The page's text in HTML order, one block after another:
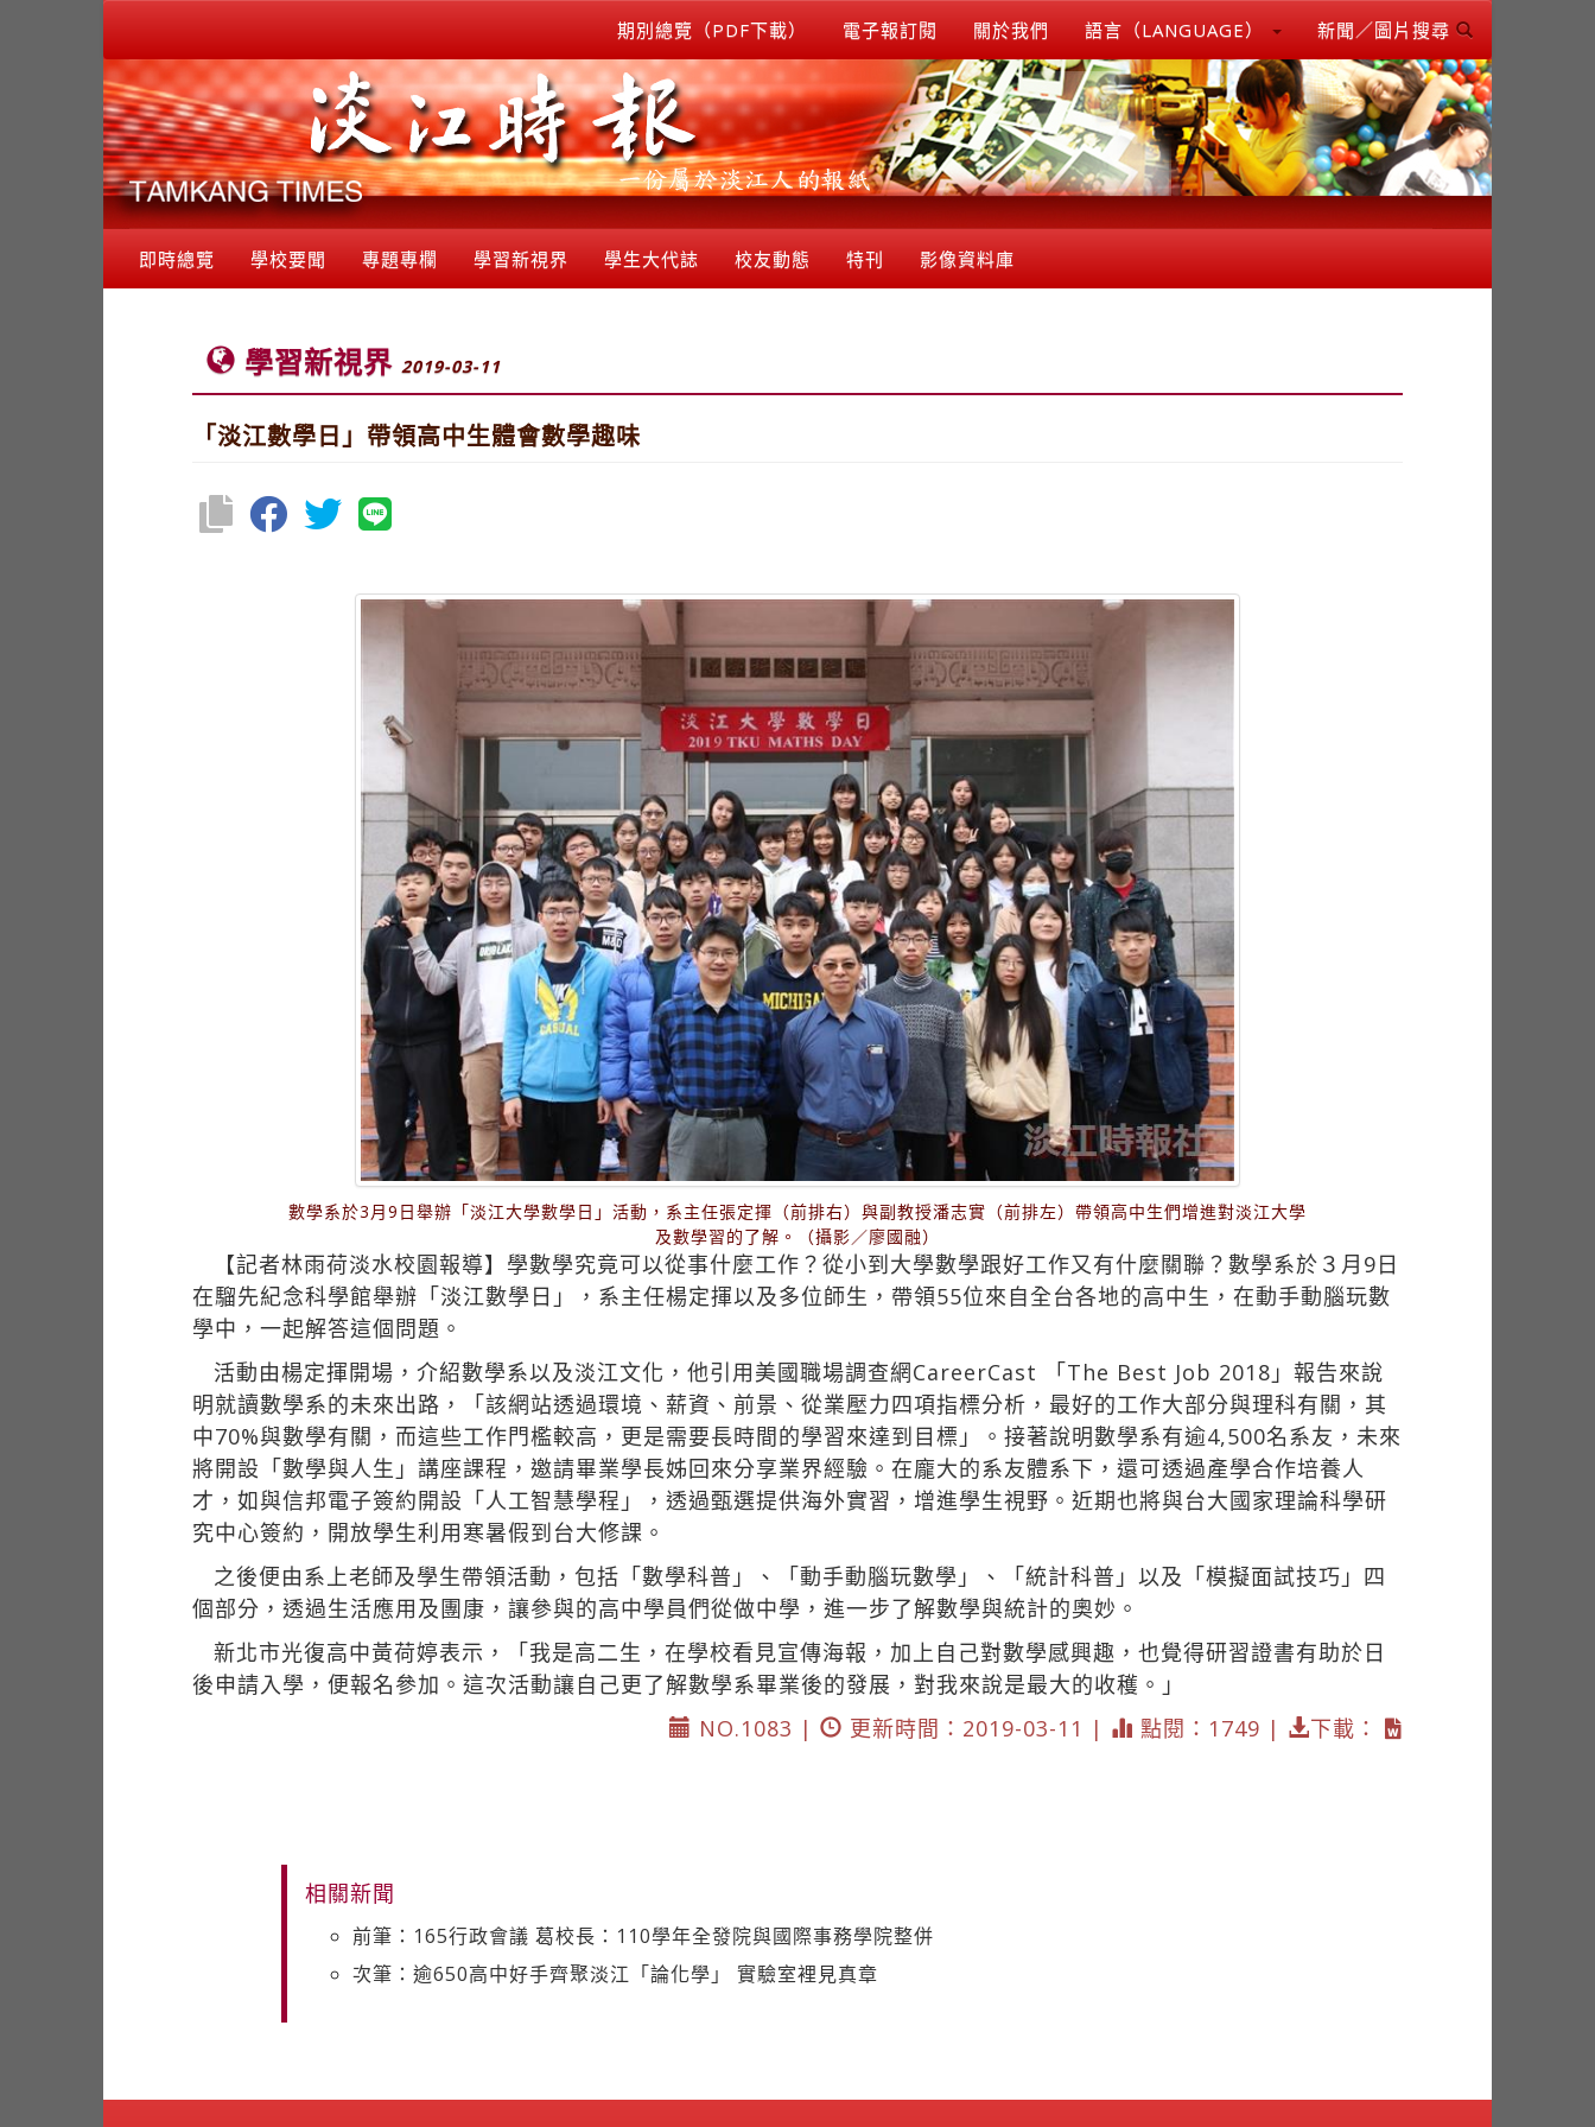
期別總覽（PDF下載） 電子報訂閱 關於我們 語言（LANGUAGE） 新聞／圖片搜尋
即時總覽 學校要聞 專題專欄 學習新視界 學生大代誌 校友動態 特刊 影像資料庫
學習新視界 2019-03-11
「淡江數學日」帶領高中生體會數學趣味
數學系於3月9日舉辦「淡江大學數學日」活動，系主任張定揮（前排右）與副教授潘志實（前排左）帶領高中生們增進對淡江大學
及數學習的了解。（攝影／廖國融）
【記者林雨荷淡水校園報導】學數學究竟可以從事什麼工作？從小到大學數學跟好工作又有什麼關聯？數學系於３月9日
在騮先紀念科學館舉辦「淡江數學日」，系主任楊定揮以及多位師生，帶領55位來自全台各地的高中生，在動手動腦玩數
學中，一起解答這個問題。
活動由楊定揮開場，介紹數學系以及淡江文化，他引用美國職場調查網CareerCast 「The Best Job 2018」報告來說
明就讀數學系的未來出路，「該網站透過環境、薪資、前景、從業壓力四項指標分析，最好的工作大部分與理科有關，其
中70%與數學有關，而這些工作門檻較高，更是需要長時間的學習來達到目標」。接著說明數學系有逾4,500名系友，未來
將開設「數學與人生」講座課程，邀請畢業學長姊回來分享業界經驗。在龐大的系友體系下，還可透過產學合作培養人
才，如與信邦電子簽約開設「人工智慧學程」，透過甄選提供海外實習，增進學生視野。近期也將與台大國家理論科學研
究中心簽約，開放學生利用寒暑假到台大修課。
之後便由系上老師及學生帶領活動，包括「數學科普」、「動手動腦玩數學」、「統計科普」以及「模擬面試技巧」四
個部分，透過生活應用及團康，讓參與的高中學員們從做中學，進一步了解數學與統計的奧妙。
新北市光復高中黃荷婷表示，「我是高二生，在學校看見宣傳海報，加上自己對數學感興趣，也覺得研習證書有助於日
後申請入學，便報名參加。這次活動讓自己更了解數學系畢業後的發展，對我來說是最大的收穫。」
NO.1083 |
更新時間：2019-03-11 | 點閱：1749 | 下載：
相關新聞
前筆：165行政會議 葛校長：110學年全發院與國際事務學院整併
次筆：逾650高中好手齊聚淡江「論化學」 實驗室裡見真章